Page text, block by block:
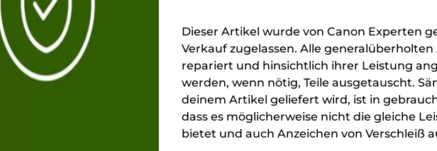
Dieser Artikel wurde von Canon Experten
Verkauf zugelassen. Alle
repariert und hinsichtlich ihrer Leistung
werden, wenn nötig, Teile ausgetauscht.
deinem Artikel geliefert wird, ist in
dass es möglicherweise nicht die gleiche
bietet und auch Anzeichen von Verschleiß